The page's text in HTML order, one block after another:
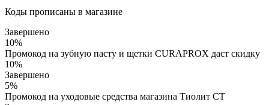
Коды прописаны в магазине
Завершено
10%
Промокод на зубную пасту и щетки CURAPROX даст скидку
10%
Завершено
5%
Промокод на уходовые средства магазина Тиолит СТ